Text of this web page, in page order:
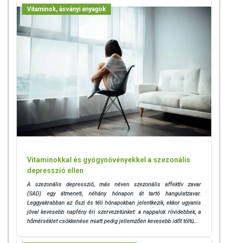
Vitaminok, ásványi anyagok
Vitaminokkal és gyógynövényekkel a szezonális
depresszió ellen
A szezonális depresszió, más néven szezonális affektív zavar
(SAD) egy átmeneti, néhány hónapon át tartó hangulatzavar.
Leggyakrabban az őszi és téli hónapokban jelentkezik, ekkor ugyanis
jóval kevesebb napfény éri szervezetünket: a nappalok rövidebbek, a
hőmérséklet csökkenése miatt pedig jellemzően kevesebb időt töltü...